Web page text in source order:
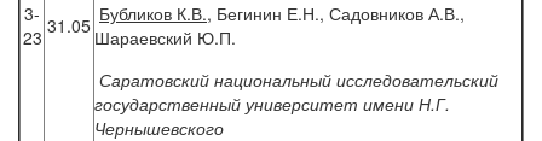
3-
23 31.05 Бубликов К.В., Бегинин Е.Н., Садовников А.В.,
Шараевский Ю.П.
Саратовский национальный исследовательский
государственный университет имени Н.Г.
Чернышевского